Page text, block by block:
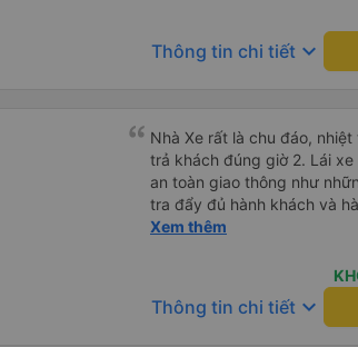
Thông tin chi tiết keyboard_arrow_down
Nhà Xe rất là chu đáo, nhiệt
trả khách đúng giờ 2. Lái xe an toàn êm ái ( không chạy mất
an toàn giao thông như
tra đẩy đủ hành khách và
Đặc biệt ngoài chăn gối và
được tặng kèm 1 lon nước yến ướp
theo. Chúc nhà xe tương lai càng phát triển và đội ngũ công
Xem thêm
Thông tin chi tiết keyboard_arrow_down